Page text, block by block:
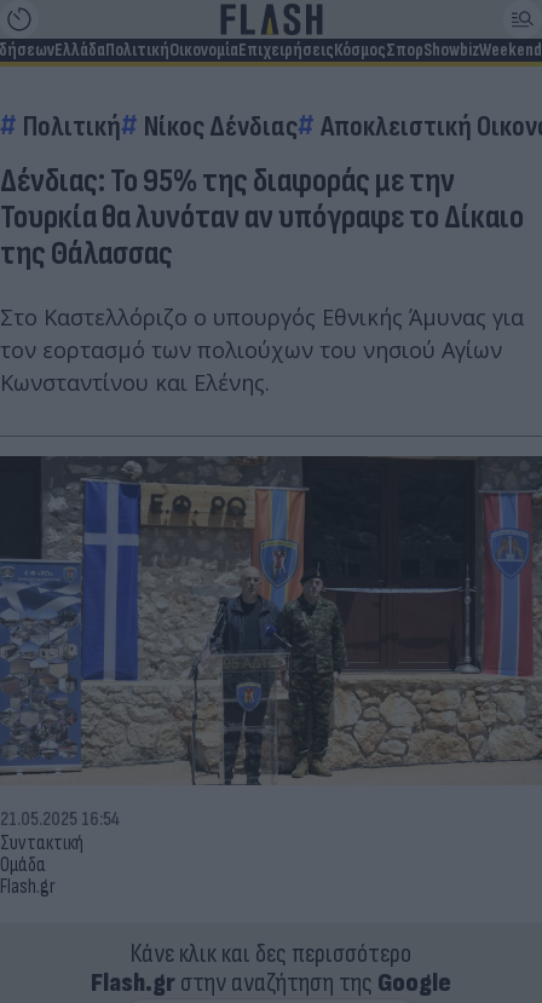
ΕλλάδαΠολιτικήΟικονομίαΕπιχειρήσειςΚόσμοςΣπορShowbizWeekend
Πολιτική Νίκος Δένδιας Αποκλειστική
Δένδιας: Το 95% της διαφοράς με την
Τουρκία θα λυνόταν αν υπόγραφε το Δίκαιο
της Θάλασσας
Στο Καστελλόριζο ο υπουργός Εθνικής Άμυνας για
τον εορτασμό των πολιούχων του νησιού Αγίων
Κωνσταντίνου και Ελένης.
Συντακτική
Ομάδα
Flash.gr
21.05.2025 16:54
Κάνε κλικ και δες περισσότερο
Flash.grστην αναζήτηση της Google